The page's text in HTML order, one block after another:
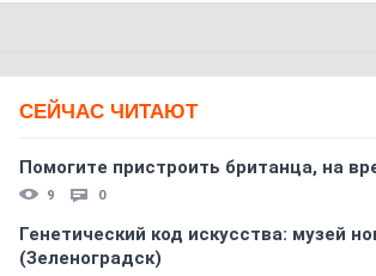
СЕЙЧАС ЧИТАЮТ
Помогите пристроить британца, на
9 0
Генетический код искусства: музей
(Зеленоградск)